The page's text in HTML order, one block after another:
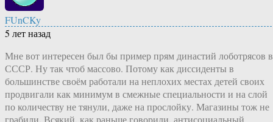
FUnCKy
5 лет назад
Мне вот интересен был бы пример прям династий лоботрясов в
СССР. Ну так чтоб массово. Потому как диссиденты в
большинстве своём работали на неплохих местах детей своих
продвигали как минимум в смежные специальности и на слой
по количеству не тянули, даже на прослойку. Магазины тож не